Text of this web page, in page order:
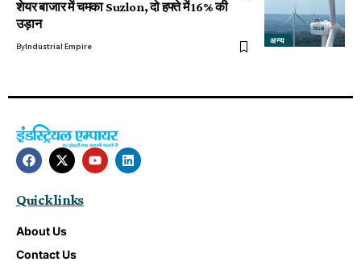
अन्य
शेयर बाजार में चमका Suzlon, दो हफ्ते में 16% की
उड़ान
ByIndustrial Empire
Quick links
About Us
Contact Us